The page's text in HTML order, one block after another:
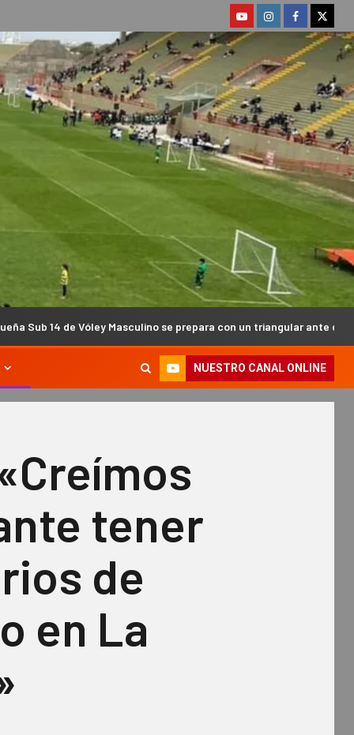
Masculino se prepara con un triangular ante equipos Sub 16
NUESTRO CANAL ONLINE
tener
de
en La